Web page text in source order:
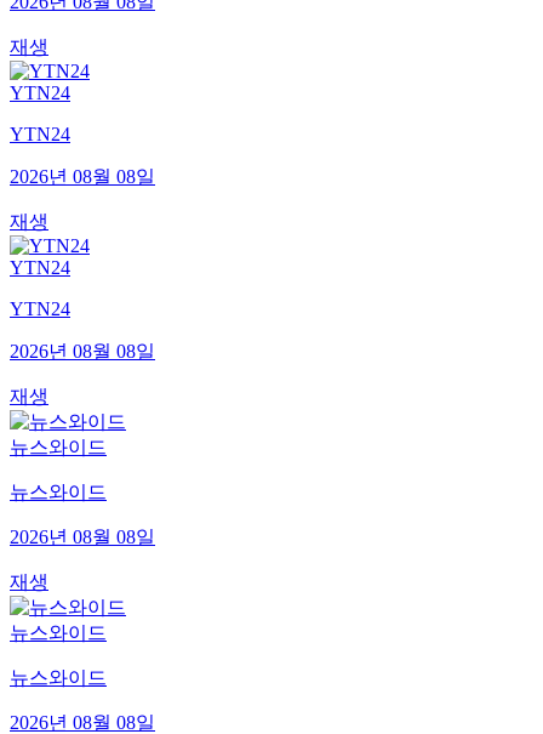
재생
YTN24
YTN24
2026년 08월 08일
재생
YTN24
YTN24
2026년 08월 08일
재생
뉴스와이드
뉴스와이드
2026년 08월 08일
재생
뉴스와이드
뉴스와이드
2026년 08월 08일